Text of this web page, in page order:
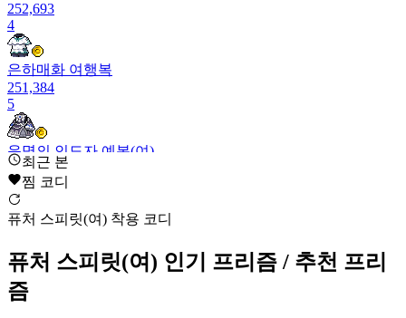
252,693
4
은하매화 여행복
251,384
5
운명의 인도자 예복(여)
226,127
6
인형의 꿈
7
[BTS] 러브 인 스완
192,330
최근 본
찜 코디
퓨처 스피릿(여) 착용 코디
퓨처 스피릿(여) 인기 프리즘 / 추천 프리
즘